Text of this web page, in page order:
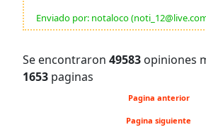
Enviado por: notaloco
Se encontraron 49583 opiniones
1653 paginas
Pagina anterior
Pagina siguiente